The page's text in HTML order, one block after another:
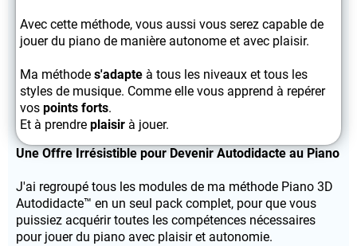
Avec cette méthode, vous aussi vous serez capable de
jouer du piano de manière autonome et avec plaisir.
Ma méthode s'adapte à tous les niveaux et tous les
styles de musique. Comme elle vous apprend à repérer
vos points forts.
Et à prendre plaisir à jouer.
Une Offre Irrésistible pour Devenir Autodidacte au Piano
J'ai regroupé tous les modules de ma méthode Piano 3D
Autodidacte™ en un seul pack complet, pour que vous
puissiez acquérir toutes les compétences nécessaires
pour jouer du piano avec plaisir et autonomie.